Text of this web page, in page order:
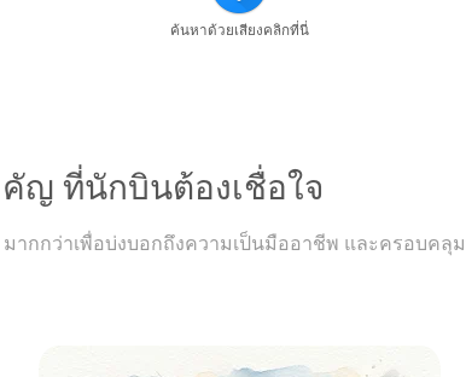
ค้นหาด้วยเสียงคลิกที่นี่
คัญ ที่นักบินต้องเชื่อใจ
มากกว่าเพื่อบ่งบอกถึงความเป็นมืออาชีพ และครอบ